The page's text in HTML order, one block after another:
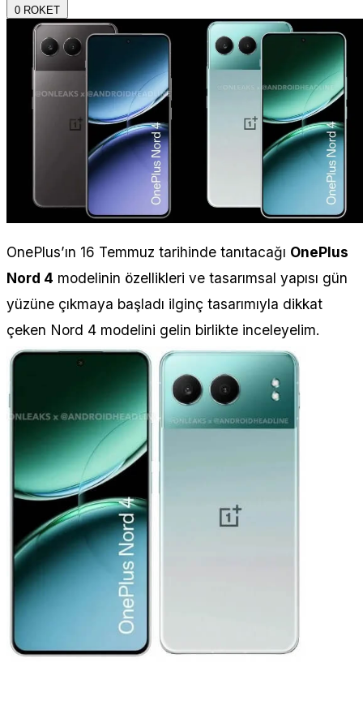
0 ROKET
OnePlus’ın 16 Temmuz tarihinde tanıtacağı OnePlus
Nord 4 modelinin özellikleri ve tasarımsal yapısı gün
yüzüne çıkmaya başladı ilginç tasarımıyla dikkat
çeken Nord 4 modelini gelin birlikte inceleyelim.